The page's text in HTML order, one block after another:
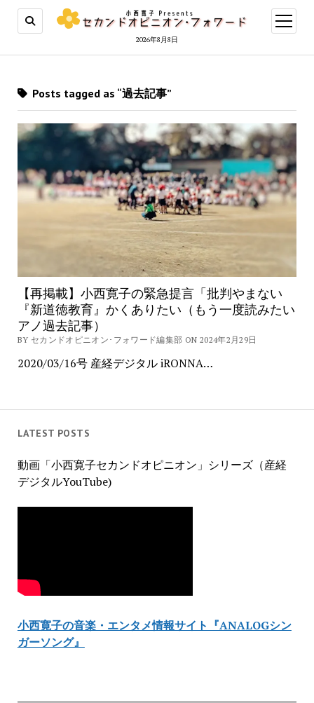
2026年8月8日
open
menu
LATEST POSTS
動画「小西寛子セカンドオピニオン」シリーズ（産経
デジタルYouTube)
小西寛子の音楽・エンタメ情報サイト『ANALOGシン
ガーソング』
Posts tagged as “過去記事”
【再掲載】小西寛子の緊急提言「批判やまない
『新道徳教育』かくありたい（もう一度読みたい
アノ過去記事）
BY セカンドオピニオン･フォワード編集部 ON 2024年2月29日
2020/03/16号 産経デジタル iRONNA…